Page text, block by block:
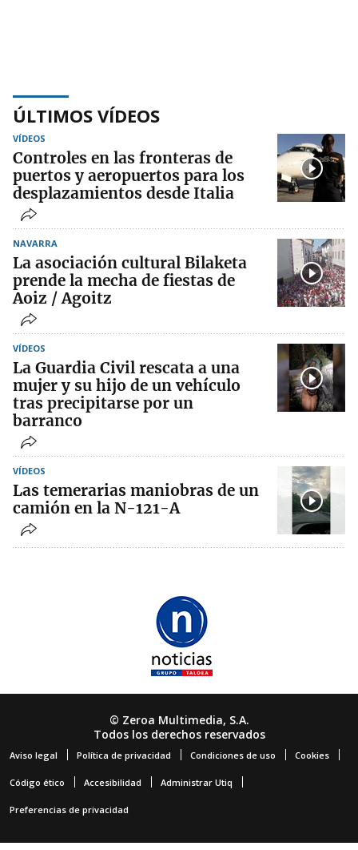
ÚLTIMOS VÍDEOS
VÍDEOS
Controles en las fronteras de
puertos y aeropuertos para los
desplazamientos desde Italia
NAVARRA
La asociación cultural Bilaketa
prende la mecha de fiestas de
Aoiz / Agoitz
VÍDEOS
La Guardia Civil rescata a una
mujer y su hijo de un vehículo
tras precipitarse por un
barranco
VÍDEOS
Las temerarias maniobras de un
camión en la N-121-A
© Zeroa Multimedia, S.A.
Todos los derechos reservados
Aviso legal Política de privacidad Condiciones de uso Cookies
Código ético Accesibilidad Administrar Utiq
Preferencias de privacidad